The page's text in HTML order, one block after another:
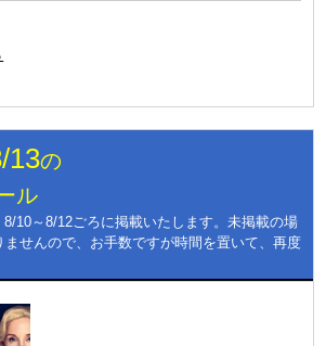
13の
ル
10～8/12ごろに掲載いたします。未掲載の場
せんので、お手数ですが時間を置いて、再度